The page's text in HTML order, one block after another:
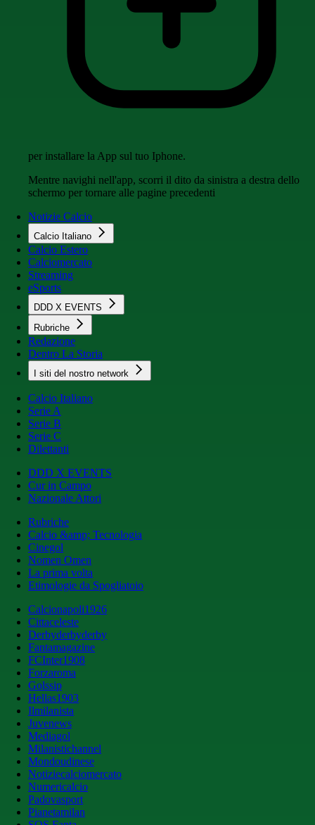
per installare la App sul tuo Iphone.
Mentre navighi nell'app, scorri il dito da sinistra a destra dello
schermo per tornare alle pagine precedenti
Notizie Calcio
Calcio Italiano
Calcio Estero
Calciomercato
Streaming
eSports
DDD X EVENTS
Rubriche
Redazione
Dentro La Storia
I siti del nostro network
Calcio Italiano
Serie A
Serie B
Serie C
Dilettanti
DDD X EVENTS
Cur in Campo
Nazionale Attori
Rubriche
Calcio &amp; Tecnologia
Cinegol
Nomen Omen
La prima volta
Etimologie da Spogliatoio
Calcionapoli1926
Cittaceleste
Derbyderbyderby
Fantamagazine
FCInter1908
Forzaroma
Golssip
Hellas1903
Ilmilanista
Juvenews
Mediagol
Milanistichannel
Mondoudinese
Notiziecalciomercato
Numericalcio
Padovasport
Pianetamilan